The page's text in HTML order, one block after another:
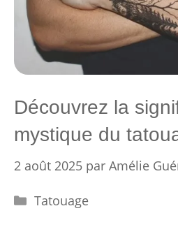
Découvrez la
mystique du
2 août 2025 par Amélie
Catégories
Tatouage